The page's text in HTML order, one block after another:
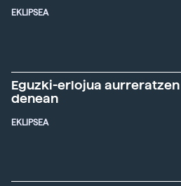
EKLIPSEA
Eguzki-erlojua aurreratzen
denean
EKLIPSEA